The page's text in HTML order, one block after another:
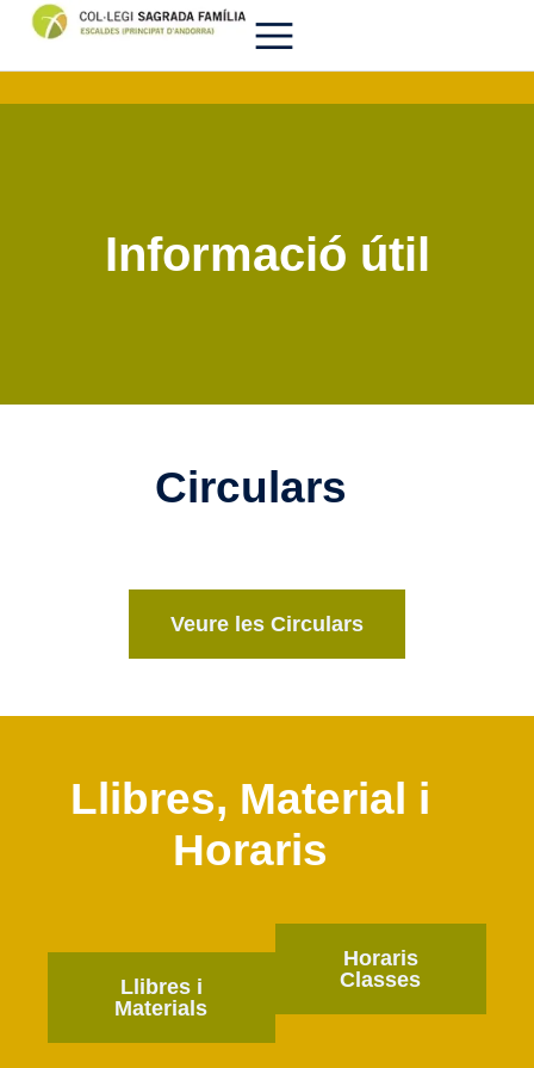
Informació útil
Circulars
Veure les Circulars
Llibres, Material i
Horaris
Llibres i
Materials
Horaris
Classes